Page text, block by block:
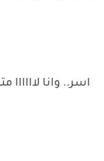
اسر.. وانا